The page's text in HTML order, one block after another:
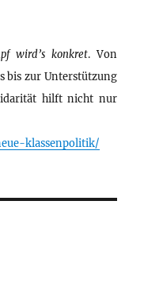
wird’s konkret. Von
bis zur Unterstützung
hilft nicht nur
klassenpolitik/